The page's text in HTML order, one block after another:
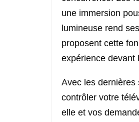
une immersion
lumineuse rend
proposent cette
expérience devant
Avec les dernières
contrôler votre
elle et vos